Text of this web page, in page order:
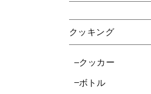
クッキング
クッカー
ボトル